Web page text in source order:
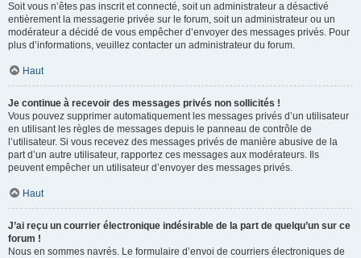
Soit vous n’êtes pas inscrit et connecté, soit un administrateur a désactivé
entièrement la messagerie privée sur le forum, soit un administrateur ou un
modérateur a décidé de vous empêcher d’envoyer des messages privés. Pour
plus d’informations, veuillez contacter un administrateur du forum.
Haut
Je continue à recevoir des messages privés non sollicités !
Vous pouvez supprimer automatiquement les messages privés d’un utilisateur
en utilisant les règles de messages depuis le panneau de contrôle de
l’utilisateur. Si vous recevez des messages privés de manière abusive de la
part d’un autre utilisateur, rapportez ces messages aux modérateurs. Ils
peuvent empêcher un utilisateur d’envoyer des messages privés.
Haut
J’ai reçu un courrier électronique indésirable de la part de quelqu’un sur ce
forum !
Nous en sommes navrés. Le formulaire d’envoi de courriers électroniques de